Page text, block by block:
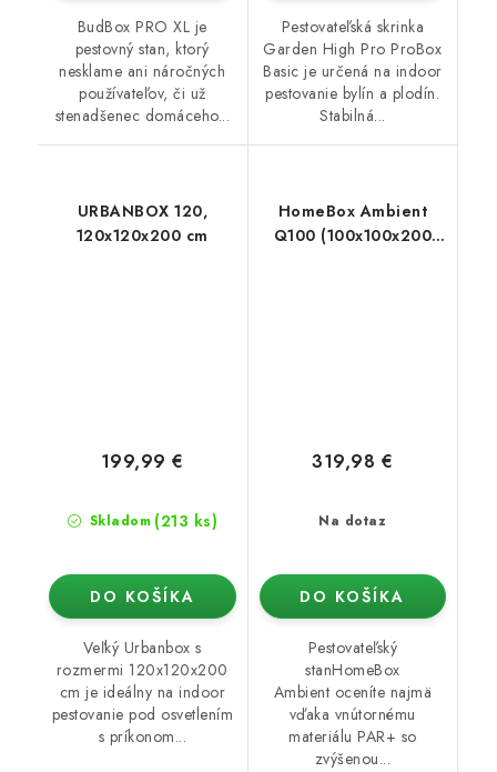
BudBox PRO XL je
pestovný stan, ktorý
nesklame ani náročných
používateľov, či už
stenadšenec domáceho...
Pestovateľská skrinka
Garden High Pro ProBox
Basic je určená na indoor
pestovanie bylín a plodín.
Stabilná...
URBANBOX 120,
120x120x200 cm
Skladom (213 ks)
199,99 €
DO KOŠÍKA
Veľký Urbanbox s
rozmermi 120x120x200
cm je ideálny na indoor
pestovanie pod osvetlením
s príkonom...
HomeBox Ambient
Q100 (100x100x200
Na dotaz
319,98 €
DO KOŠÍKA
Pestovateľský
stanHomeBox
Ambient oceníte najmä
vďaka vnútornému
materiálu PAR+ so
zvýšenou...